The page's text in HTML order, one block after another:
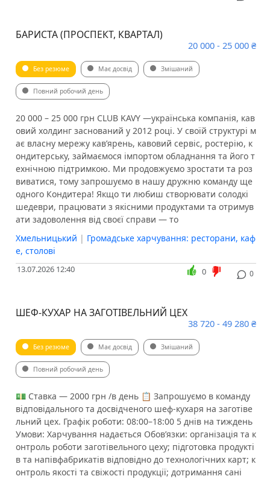
БАРИСТА (ПРОСПЕКТ, КВАРТАЛ)
20 000 - 25 000 ₴
Без резюме Має досвід Змішаний
Повний робочий день
20 000 – 25 000 грн CLUB KAVY —українська компанія, кав
овий холдинг заснований у 2012 році. У своїй структурі м
ає власну мережу кав’ярень, кавовий сервіс, ростерію, к
ондитерську, займаємося імпортом обладнання та його т
ехнічною підтримкою. Ми продовжуємо зростати та роз
виватися, тому запрошуємо в нашу дружню команду ще
одного Кондитера! Якщо ти любиш створювати солодкі
шедеври, працювати з якісними продуктами та отримув
ати задоволення від своєї справи — то
Хмельницький | Громадське харчування: ресторани, каф
е, столові
13.07.2026 12:40 0
0
ШЕФ-КУХАР НА ЗАГОТІВЕЛЬНИЙ ЦЕХ
38 720 - 49 280 ₴
Без резюме Має досвід Змішаний
Повний робочий день
💵 Ставка — 2000 грн /в день 📋 Запрошуємо в команду
відповідального та досвідченого шеф-кухаря на заготіве
льний цех. Графік роботи: 08:00–18:00 5 днів на тиждень
Умови: Харчування надається Обов’язки: організація та к
онтроль роботи заготівельного цеху; підготовка продукті
в та напівфабрикатів відповідно до технологічних карт; к
онтроль якості та свіжості продукції; дотримання сані